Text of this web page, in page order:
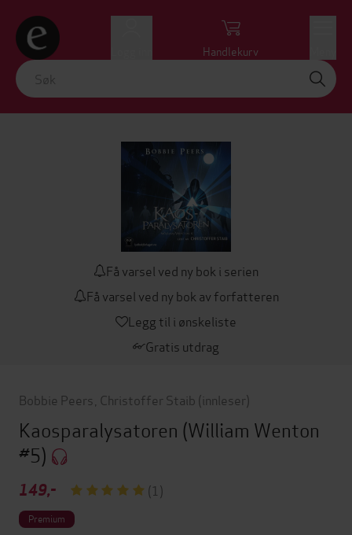
Handlekurv
Få varsel ved ny bok i serien
Få varsel ved ny bok av forfatteren
Legg til i ønskeliste
Gratis utdrag
Bobbie Peers Christoffer Staib (innleser)
Kaosparalysatoren (William Wenton
#5)
149,- (1)
Premium